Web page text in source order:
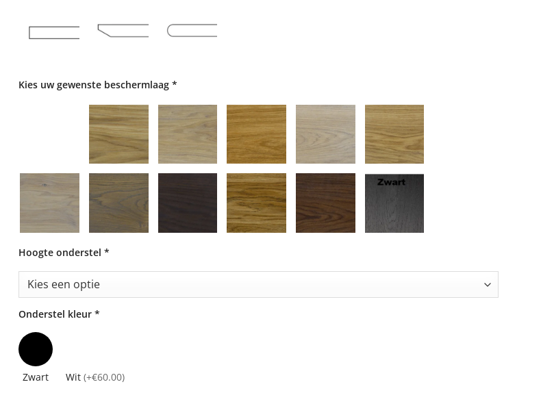
Kies uw gewenste beschermlaag *
Hoogte onderstel *
Onderstel kleur *
Zwart Wit(+€60.00)